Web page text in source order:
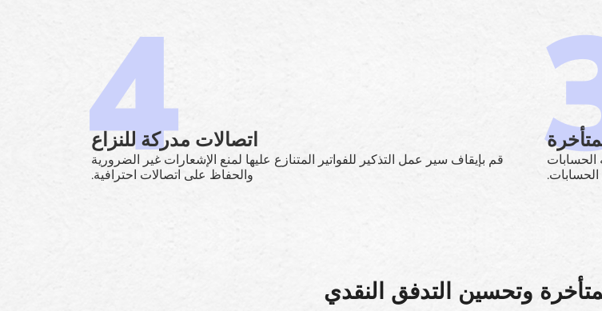
الحسابات
الحسابات.
اتصالات مدركة للنزاع
قم بإيقاف سير عمل التذكير للفواتير المتنازع عليها لمنع الإشعارات غير الضرورية
والحفاظ على اتصالات احترافية.
وتحسين التدفق النقدي